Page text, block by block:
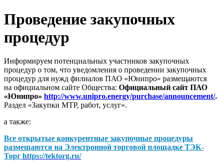
Проведение закупочных
процедур
Информируем потенциальных участников закупочных
процедур о том, что уведомления о проведении закупочных
процедур для нужд филиалов ПАО «Юнипро» размещаются
на официальном сайте Общества: Официальный сайт ПАО
«Юнипро» http://www.unipro.energy/purchase/announcement/.
Раздел «Закупки МТР, работ, услуг».
а также:
Все открытые конкурентные закупочные процедуры
размещаются на Электронной торговой площадке ТЭК-
Торг https://tektorg.ru/